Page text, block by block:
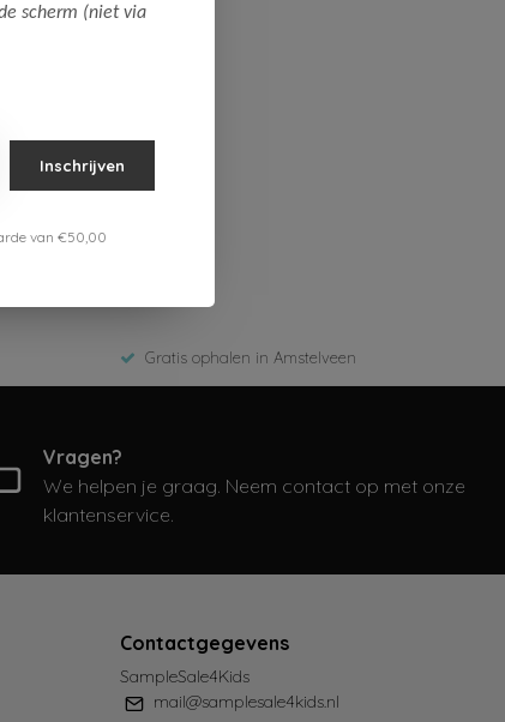
Gratis ophalen in Amstelveen
Vragen?
We helpen je graag. Neem contact op met onze
klantenservice.
Contactgegevens
SampleSale4Kids
mail@samplesale4kids.nl
scherm (niet via
Inschrijven
van €50,00